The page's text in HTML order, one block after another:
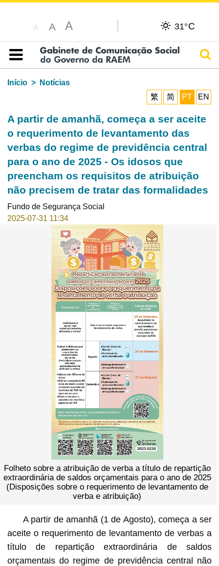
A A A 31°C
Índice
Início
Notícias
繁
简 PT EN
A partir de amanhã, começa a ser aceite
o requerimento de levantamento das
verbas do regime de previdência central
para o ano de 2025 - Os idosos que
preencham os requisitos de atribuição
não precisem de tratar das formalidades
Fundo de Segurança Social
2025-07-31 11:34
Folheto sobre a atribuição de verba a título de repartição
extraordinária de saldos orçamentais para o ano de 2025
(Disposições sobre o requerimento de levantamento de
verba e atribuição)
A partir de amanhã (1 de Agosto), começa a ser
aceite o requerimento de levantamento de verbas a
título de repartição extraordinária de saldos
orçamentais do regime de previdência central não